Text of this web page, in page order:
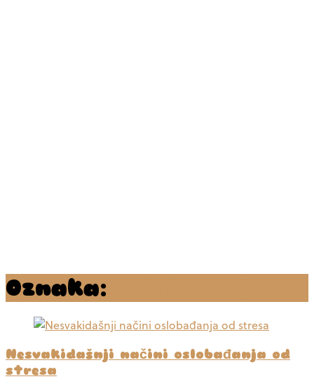
Oznaka:
Nesvakidašnji načini oslobađanja od
stresa